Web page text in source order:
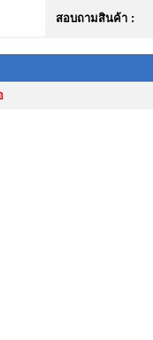
สอบถามสินค้า :